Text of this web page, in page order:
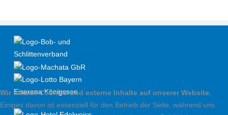
Wir nutzen Cookies und externe Inhalte auf unserer Website.
Einiges davon ist essenziell für den Betrieb der Seite, während uns